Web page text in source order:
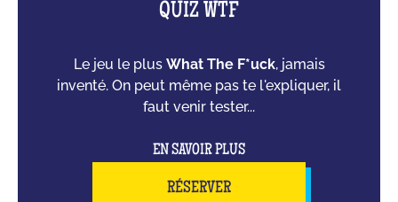
QUIZ WTF
Le jeu le plus What The F*uck, jamais
inventé. On peut même pas te l'expliquer, il
faut venir tester...
EN SAVOIR PLUS
RÉSERVER